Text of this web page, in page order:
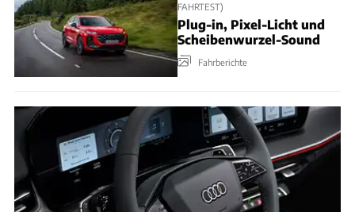
FAHRTEST)
Plug-in, Pixel-Licht und
Scheibenwurzel-Sound
Fahrberichte